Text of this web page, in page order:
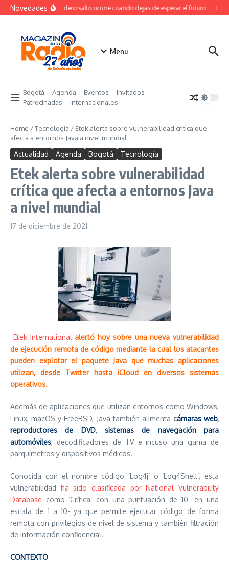
Saltar al contenido
NovedadesEl verdadero salto ocurre cuando dejas de esperar el futuro El
Menu
Bogotá Agenda Eventos
Invitados
Patrocinadas
Internacionales
Home /Tecnología / Etek alerta sobre vulnerabilidad crítica que
afecta a entornos Java a nivel mundial
Actualidad Agenda Bogotá Tecnología
Etek alerta sobre vulnerabilidad
crítica que afecta a entornos Java
a nivel mundial
17 de diciembre de 2021
Etek International alertó hoy sobre una nueva vulnerabilidad
de ejecución remota de código mediante la cual los atacantes
pueden explotar el paquete Java que muchas aplicaciones
utilizan, desde Twitter hasta iCloud en diversos sistemas
operativos.
Además de aplicaciones que utilizan entornos como Windows,
Linux, macOS y FreeBSD, Java también alimenta cámaras web,
reproductores de DVD,sistemas de navegación para
automóviles, decodificadores de TV e incuso una gama de
parquímetros y dispositivos médicos.
Conocida con el nombre código ‘Log4j’ o ‘Log4Shell’, esta
vulnerabilidad ha sido clasificada por National Vulnerability
Database como ‘Crítica’ con una puntuación de 10 -en una
escala de 1 a 10- ya que permite ejecutar código de forma
remota con privilegios de nivel de sistema y también filtración
de información confidencial.
CONTEXTO